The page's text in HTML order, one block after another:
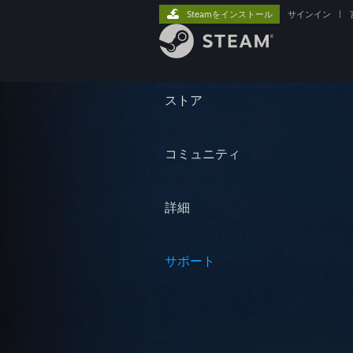
ストア
コミュニティ
詳細
サポート
Steamをインストール サインイン